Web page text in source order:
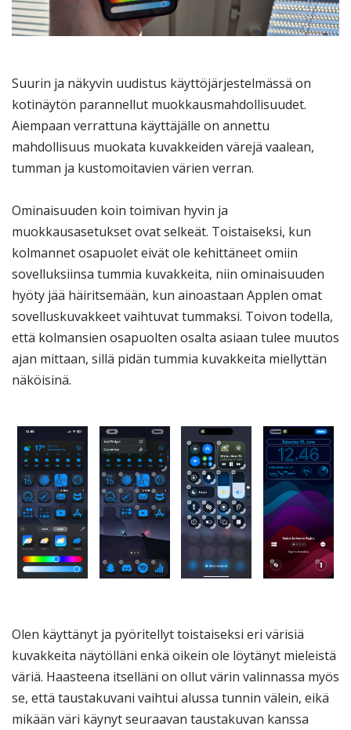
Suurin ja näkyvin uudistus käyttöjärjestelmässä on
kotinäytön parannellut muokkausmahdollisuudet.
Aiempaan verrattuna käyttäjälle on annettu
mahdollisuus muokata kuvakkeiden värejä vaalean,
tumman ja kustomoitavien värien verran.
Ominaisuuden koin toimivan hyvin ja
muokkausasetukset ovat selkeät. Toistaiseksi, kun
kolmannet osapuolet eivät ole kehittäneet omiin
sovelluksiinsa tummia kuvakkeita, niin ominaisuuden
hyöty jää häiritsemään, kun ainoastaan Applen omat
sovelluskuvakkeet vaihtuvat tummaksi. Toivon todella,
että kolmansien osapuolten osalta asiaan tulee muutos
ajan mittaan, sillä pidän tummia kuvakkeita miellyttän
näköisinä.
Olen käyttänyt ja pyöritellyt toistaiseksi eri värisiä
kuvakkeita näytölläni enkä oikein ole löytänyt mieleistä
väriä. Haasteena itselläni on ollut värin valinnassa myös
se, että taustakuvani vaihtui alussa tunnin välein, eikä
mikään väri käynyt seuraavan taustakuvan kanssa